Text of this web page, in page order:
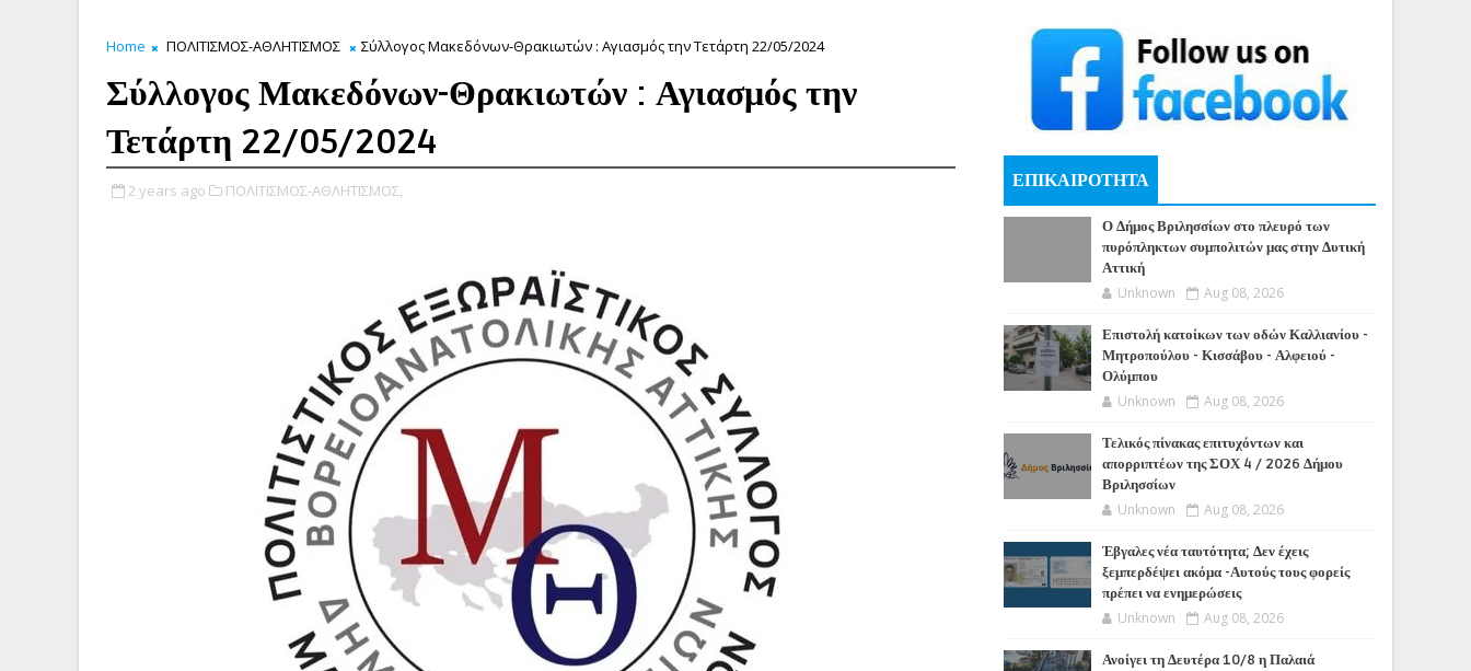
Home ΠΟΛΙΤΙΣΜΟΣ-ΑΘΛΗΤΙΣΜΟΣ Σύλλογος Μακεδόνων-Θρακιωτών : Αγιασμός την Τετάρτη 22/05/2024
Σύλλογος Μακεδόνων-Θρακιωτών : Αγιασμός την
Τετάρτη 22/05/2024
2 years ago ΠΟΛΙΤΙΣΜΟΣ-ΑΘΛΗΤΙΣΜΟΣ, ΕΠΙΚΑΙΡΟΤΗΤΑ
Ο Δήμος Βριλησσίων στο πλευρό των
πυρόπληκτων συμπολιτών μας στην Δυτική
Αττική
Unknown Aug 08, 2026
Επιστολή κατοίκων των οδών Καλλιανίου -
Μητροπούλου - Κισσάβου - Αλφειού -
Ολύμπου
Unknown Aug 08, 2026
Τελικός πίνακας επιτυχόντων και
απορριπτέων της ΣΟΧ 4 / 2026 Δήμου
Βριλησσίων
Unknown Aug 08, 2026
Έβγαλες νέα ταυτότητα; Δεν έχεις
ξεμπερδέψει ακόμα -Αυτούς τους φορείς
πρέπει να ενημερώσεις
Unknown Aug 08, 2026
Ανοίγει τη Δευτέρα 10/8 η Παλαιά